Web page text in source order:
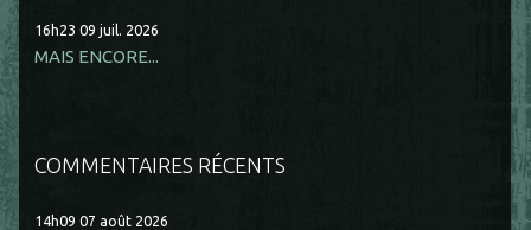
16h23 09 juil. 2026
MAIS ENCORE...
COMMENTAIRES RÉCENTS
14h09 07 août 2026